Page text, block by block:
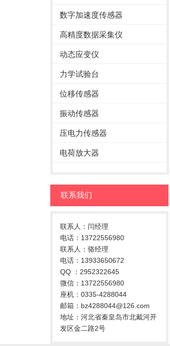
数字加速度传感器
高精度数据采集仪
动态应变仪
力学试验台
位移传感器
振动传感器
压电力传感器
电荷放大器
联系我们
联系人：闫经理
电话：13722556980
联系人：骆经理
电话：13933650672
QQ ：2952322645
微信：13722556980
座机：0335-4288044
邮箱：bz4288044@126.com
地址：河北省秦皇岛市北戴河开
发区金二路2号